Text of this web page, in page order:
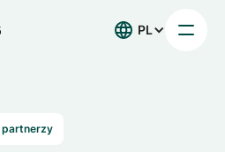
PL
partnerzy